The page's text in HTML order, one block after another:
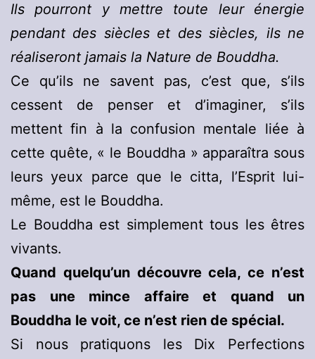
Ils pourront y mettre toute leur énergie
pendant des siècles et des siècles, ils ne
réaliseront jamais la Nature de Bouddha.
Ce qu’ils ne savent pas, c’est que, s’ils
cessent de penser et d’imaginer, s’ils
mettent fin à la confusion mentale liée à
cette quête, « le Bouddha » apparaîtra sous
leurs yeux parce que le citta, l’Esprit lui-
même, est le Bouddha.
Le Bouddha est simplement tous les êtres
vivants.
Quand quelqu’un découvre cela, ce n’est
pas une mince affaire et quand un
Bouddha le voit, ce n’est rien de spécial.
Si nous pratiquons les Dix Perfections